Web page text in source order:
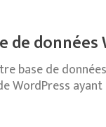
de données
base de
WordPress